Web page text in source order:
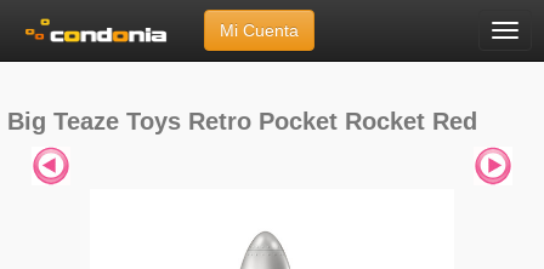
Menú
Mi Cuenta
Big Teaze Toys»Retro Pocket Rocket Red
Big Teaze Toys Retro Pocket Rocket Red